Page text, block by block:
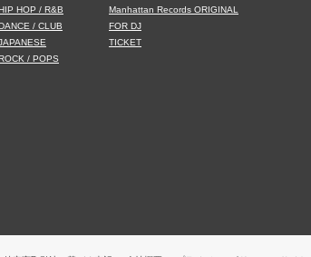
HOP / R&B
/ CLUB
/ POPS
Manhattan Records ORIGINAL
FOR DJ
TICKET